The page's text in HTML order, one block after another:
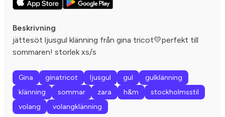
Beskrivning
jättesöt ljusgul klänning från gina tricot💛perfekt till
sommaren! storlek xs/s
Gina ginatricot ljusgul gul
gulklänning
klänning
sommar zara h&m
stockholmsstil
volang
volangklänning